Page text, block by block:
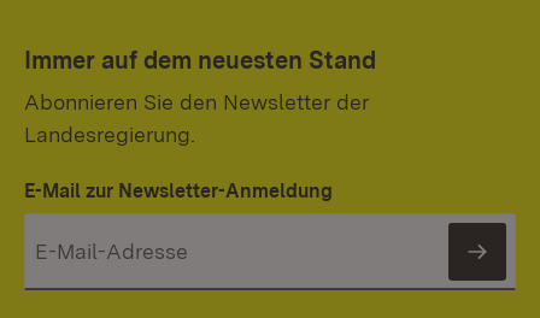
Immer auf dem neuesten Stand
Abonnieren Sie den Newsletter der
Landesregierung.
E-Mail zur Newsletter-Anmeldung